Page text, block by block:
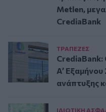
Metlen,
CrediaBank
ΤΡAΠΕΖΕΣ
A’
ανάπτυξης
ΙΔΙΩΤΙΚΗ